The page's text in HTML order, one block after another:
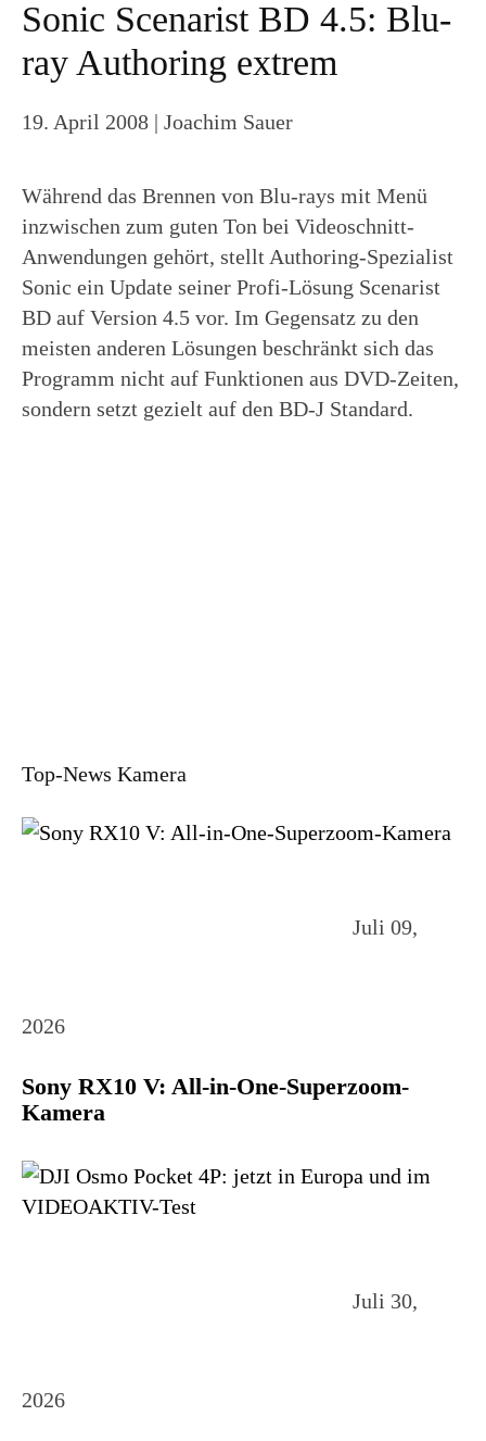
Sonic Scenarist BD 4.5: Blu-
ray Authoring extrem
19. April 2008 | Joachim Sauer
Während das Brennen von Blu-rays mit Menü
inzwischen zum guten Ton bei Videoschnitt-
Anwendungen gehört, stellt Authoring-Spezialist
Sonic ein Update seiner Profi-Lösung Scenarist
BD auf Version 4.5 vor. Im Gegensatz zu den
meisten anderen Lösungen beschränkt sich das
Programm nicht auf Funktionen aus DVD-Zeiten,
sondern setzt gezielt auf den BD-J Standard.
Top-News Kamera
Juli 09,
2026
Sony RX10 V: All-in-One-Superzoom-
Kamera
Juli 30,
2026